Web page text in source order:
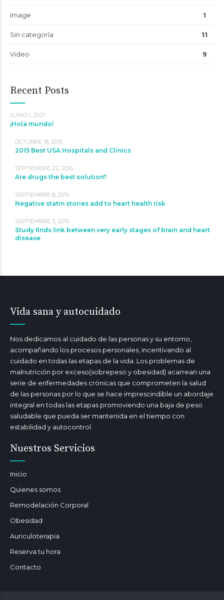
Image 1
Sin categoría 11
Video 9
Recent Posts
JUNIO 1, 2021
¡Hola mundo!
OCTUBRE 18, 2015
2015 Best USA Hospitals and Clinics
SEPTIEMBRE 22, 2015
Are drugs the best solution?
SEPTIEMBRE 8, 2015
Negative statin stories add to heart health risk
SEPTIEMBRE 3, 2015
Study finds link between very early stages of brain and heart
disease
Vida sana y autocuidado
Nos dedicamos al cuidado de las personas y su entorno,
acompañando los procesos personales, incentivando al
cuidado en todas las etapas de la vida. Los problemas de
malnutrición por exceso(sobrepeso y obesidad) acarrean una
serie de enfermedades crónicas que comprometen la salud
de las personas por lo que se hace imprescindible un abordaje
integral en todas las etapas promoviendo una baja de peso
saludable que pueda ser mantenida en el tiempo con
estabilidad y autocontrol.
Nuestros Servicios
Inicio
Quienes somos
Remodelación Corporal
Obesidad
Auriculoterapia
Reserva tu hora
Contacto